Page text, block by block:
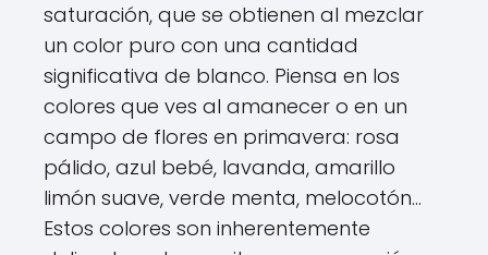
saturación, que se obtienen al mezclar
un color puro con una cantidad
significativa de blanco. Piensa en los
colores que ves al amanecer o en un
campo de flores en primavera: rosa
pálido, azul bebé, lavanda, amarillo
limón suave, verde menta, melocotón...
Estos colores son inherentemente